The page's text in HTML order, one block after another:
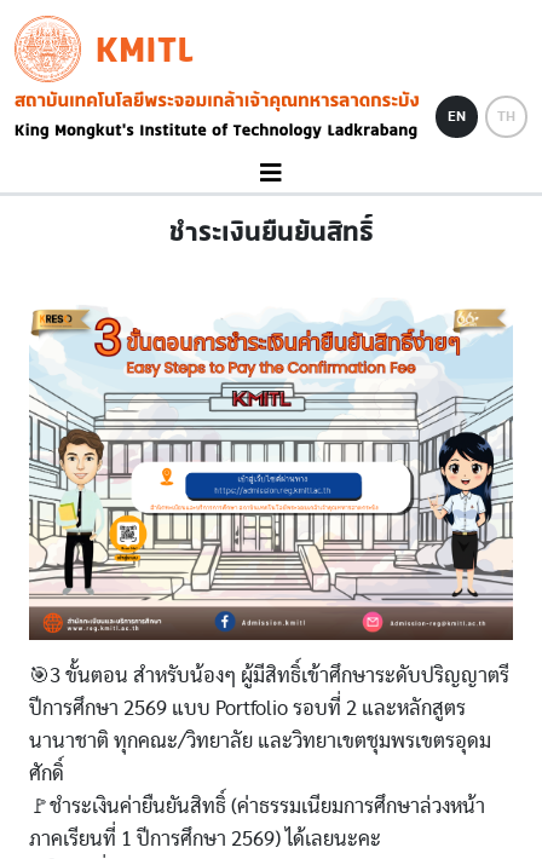
Skip to main content
KMITL
Image
EN TH
ชำระเงินยืนยันสิทธิ์
🎯3 ขั้นตอน สำหรับน้องๆ ผู้มีสิทธิ์เข้าศึกษาระดับปริญญาตรี
ปีการศึกษา 2569 แบบ Portfolio รอบที่ 2 และหลักสูตร
นานาชาติ ทุกคณะ/วิทยาลัย และวิทยาเขตชุมพรเขตรอุดม
ศักดิ์
🚩ชำระเงินค่ายืนยันสิทธิ์ (ค่าธรรมเนียมการศึกษาล่วงหน้า
ภาคเรียนที่ 1 ปีการศึกษา 2569) ได้เลยนะคะ